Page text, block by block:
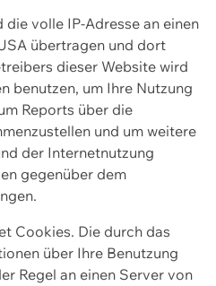
volle IP-Adresse an einen
übertragen und dort
dieser Website wird
benutzen, um Ihre Nutzung
Reports über die
und um weitere
der Internetnutzung
gegenüber dem
Cookies. Die durch das
über Ihre Benutzung
Regel an einen Server von